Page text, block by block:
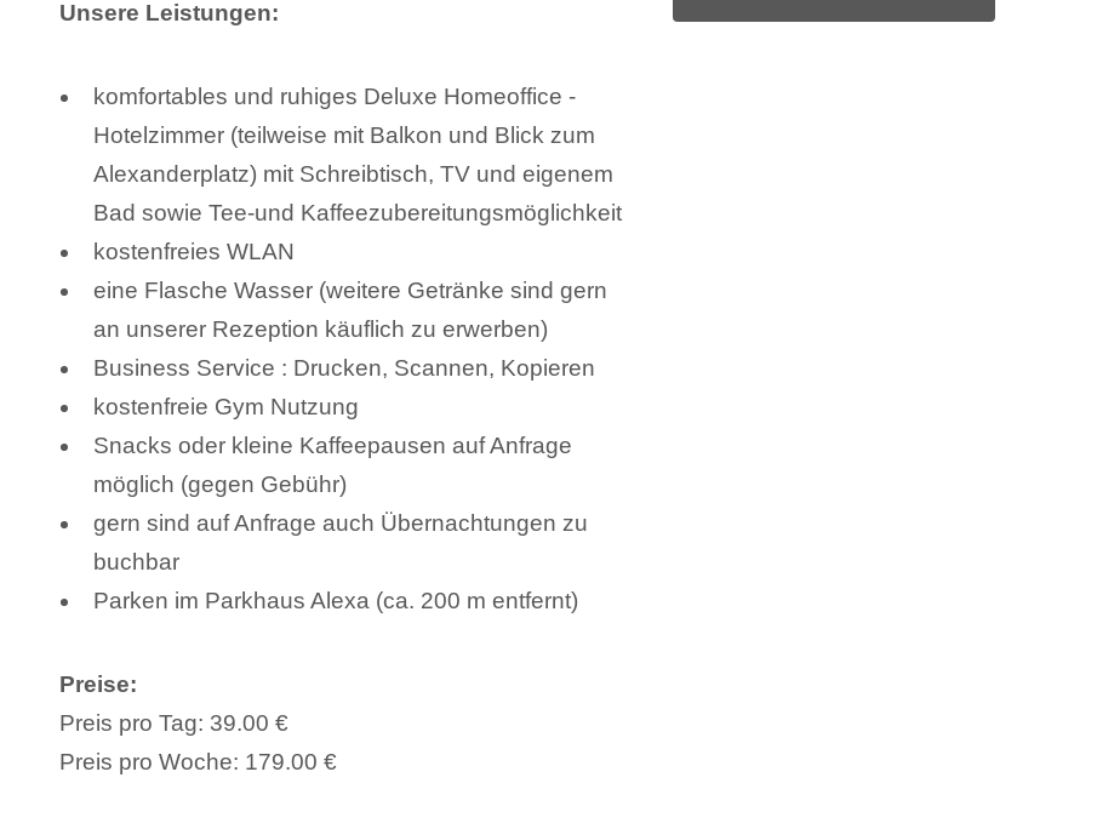
Unsere Leistungen:
komfortables und ruhiges Deluxe Homeoffice -
Hotelzimmer (teilweise mit Balkon und Blick zum
Alexanderplatz) mit Schreibtisch, TV und eigenem
Bad sowie Tee-und Kaffeezubereitungsmöglichkeit
kostenfreies WLAN
eine Flasche Wasser (weitere Getränke sind gern
an unserer Rezeption käuflich zu erwerben)
Business Service : Drucken, Scannen, Kopieren
kostenfreie Gym Nutzung
Snacks oder kleine Kaffeepausen auf Anfrage
möglich (gegen Gebühr)
gern sind auf Anfrage auch Übernachtungen zu
buchbar
Parken im Parkhaus Alexa (ca. 200 m entfernt)
Preise:
Preis pro Tag: 39.00 €
Preis pro Woche: 179.00 €